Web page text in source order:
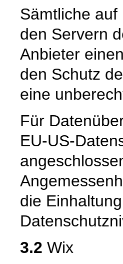
Sämtliche
den Servern
Anbieter
den Schutz
eine
Für
EU-US-
die
3.2 Wix